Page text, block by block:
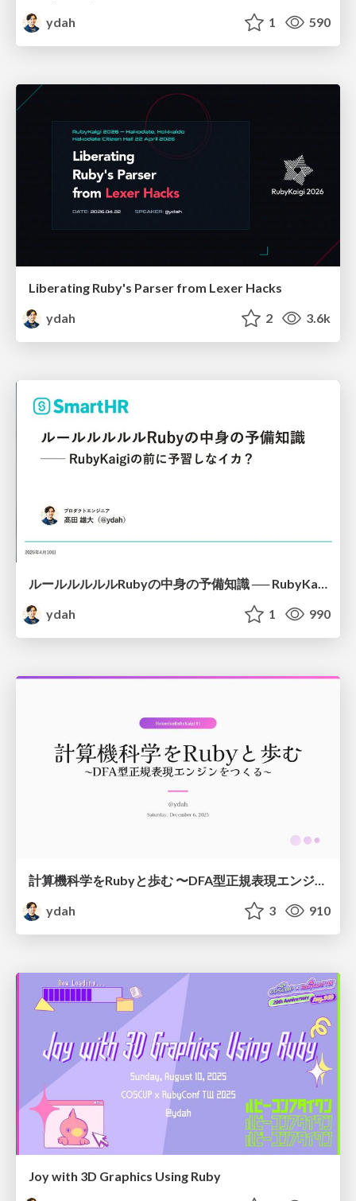
ydah
1 590
Liberating Ruby's Parser from Lexer Hacks
ydah
2 3.6k
ルールルルルルRubyの中身の予備知識 ── RubyKaigiの前に予習しなイカ？
ydah
1 990
計算機科学をRubyと歩む 〜DFA型正規表現エンジンをつくる～
ydah
3 910
Joy with 3D Graphics Using Ruby